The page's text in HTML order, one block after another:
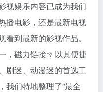
视娱乐内容已成为我们
播电影，还是最新电视
到最新的影视作品。
， 磁力链接
以其便捷
剧迷、动漫迷的首选工
我们特地整理了”最全